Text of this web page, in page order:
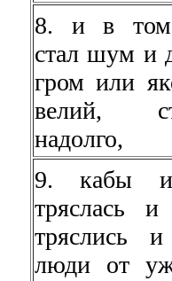
8. и в том
стал шум и
гром или
велий,
надолго,
9. кабы и
тряслась
тряслись
люди от